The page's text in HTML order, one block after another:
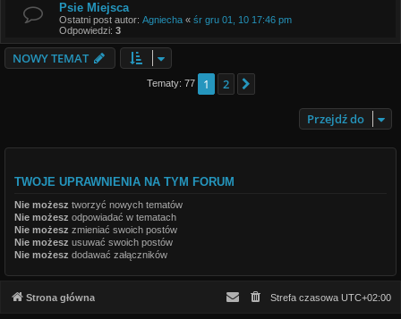
Psie Miejsca
Ostatni post autor: Agniecha « śr gru 01, 10 17:46 pm
Odpowiedzi: 3
NOWY TEMAT
Tematy: 77 1 2
Przejdź do
TWOJE UPRAWNIENIA NA TYM FORUM
Nie możesz tworzyć nowych tematów
Nie możesz odpowiadać w tematach
Nie możesz zmieniać swoich postów
Nie możesz usuwać swoich postów
Nie możesz dodawać załączników
Strona główna Strefa czasowa UTC+02:00